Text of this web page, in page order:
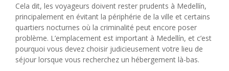
Cela dit, les voyageurs doivent rester prudents à Medellín,
principalement en évitant la périphérie de la ville et certains
quartiers nocturnes où la criminalité peut encore poser
problème. L’emplacement est important à Medellín, et c’est
pourquoi vous devez choisir judicieusement votre lieu de
séjour lorsque vous recherchez un hébergement là-bas.